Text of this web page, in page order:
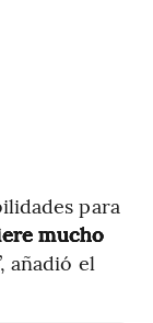
para
mucho
añadió el